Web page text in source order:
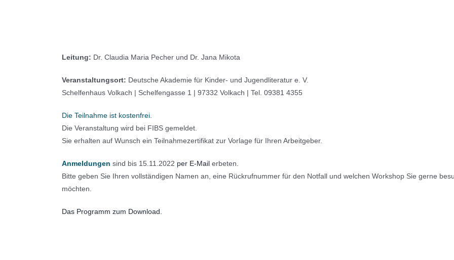
Leitung: Dr. Claudia Maria Pecher und Dr. Jana Mikota
Veranstaltungsort: Deutsche Akademie für Kinder- und Jugendliteratur e. V.
Schelfenhaus Volkach | Schelfengasse 1 | 97332 Volkach | Tel. 09381 4355
Die Teilnahme ist kostenfrei.
Die Veranstaltung wird bei FIBS gemeldet.
Sie erhalten auf Wunsch ein Teilnahmezertifikat zur Vorlage für Ihren Arbeitgeber.
Anmeldungen sind bis 15.11.2022 per E-Mail erbeten.
Bitte geben Sie Ihren vollständigen Namen an, eine Rückrufnummer für den Notfall und welchen Workshop Sie gerne
möchten.
Das Programm zum Download.